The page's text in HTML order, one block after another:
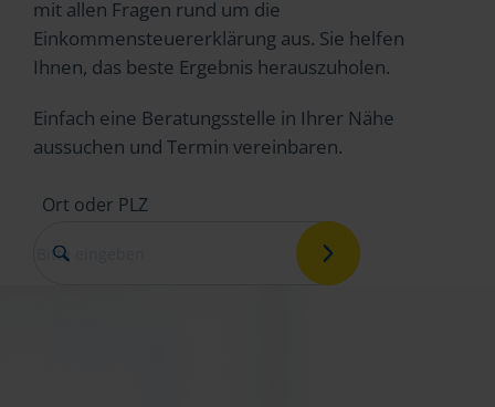
mit allen Fragen rund um die
Einkommensteuererklärung aus. Sie helfen
Ihnen, das beste Ergebnis herauszuholen.
Einfach eine Beratungsstelle in Ihrer Nähe
aussuchen und Termin vereinbaren.
Ort oder PLZ